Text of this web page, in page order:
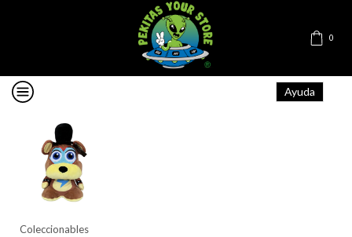
0
Ayuda
Coleccionables